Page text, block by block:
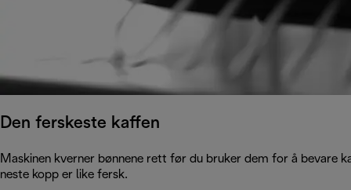
Den ferskeste kaffen
Maskinen kverner bønnene rett før du bruker dem for å bevare
neste kopp er like fersk.